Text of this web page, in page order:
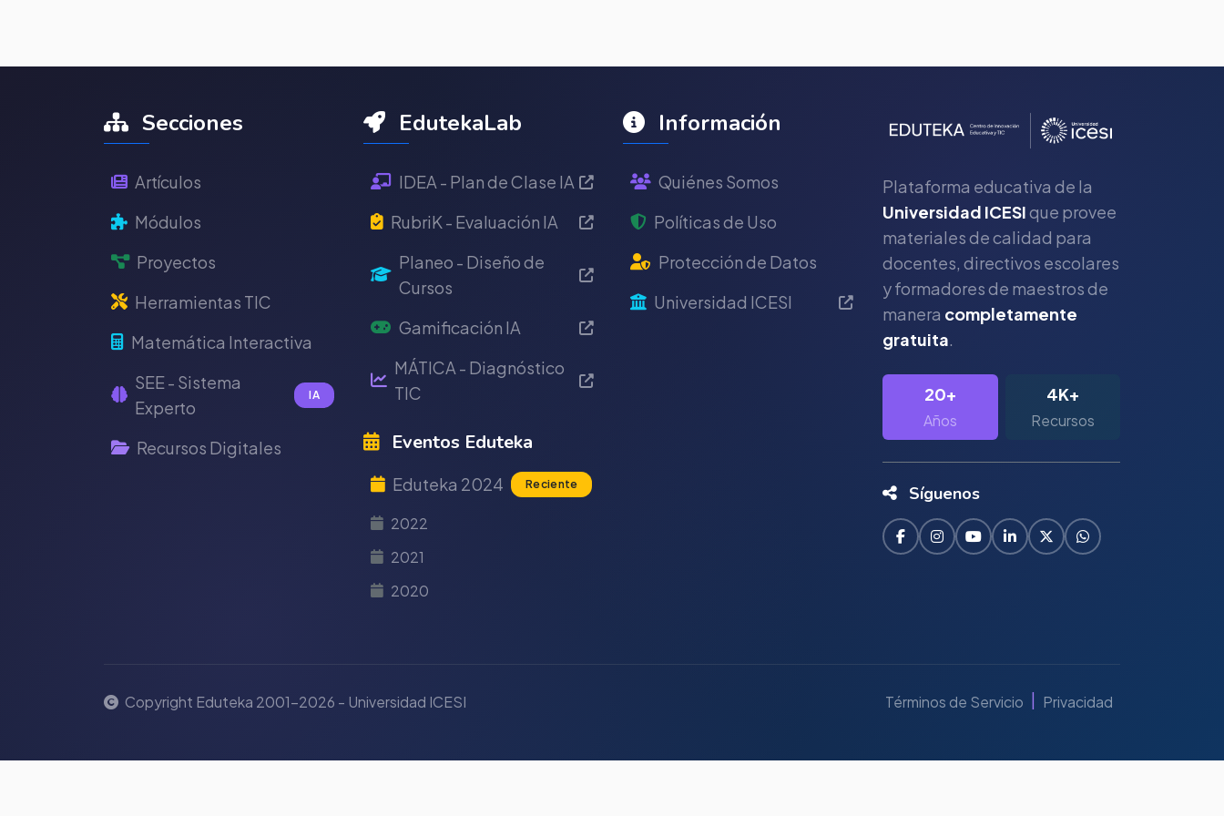
Secciones
Artículos
Módulos
Proyectos
Herramientas TIC
Matemática Interactiva
SEE - Sistema
Experto
IA
Recursos Digitales
EdutekaLab
IDEA - Plan de Clase IA
RubriK - Evaluación IA
Planeo - Diseño de
Cursos
Gamificación IA
MÁTICA - Diagnóstico
TIC
Eventos Eduteka
Eduteka 2024 Reciente
2022
2021
2020
Información
Quiénes Somos
Políticas de Uso
Protección de Datos
Universidad ICESI
Plataforma educativa de la
Universidad ICESIque provee
materiales de calidad para
docentes, directivos escolares
y formadores de maestros de
manera completamente
gratuita.
20+
Años
4K+
Recursos
Síguenos
Copyright Eduteka 2001-2026 - Universidad ICESI Términos de Servicio | Privacidad